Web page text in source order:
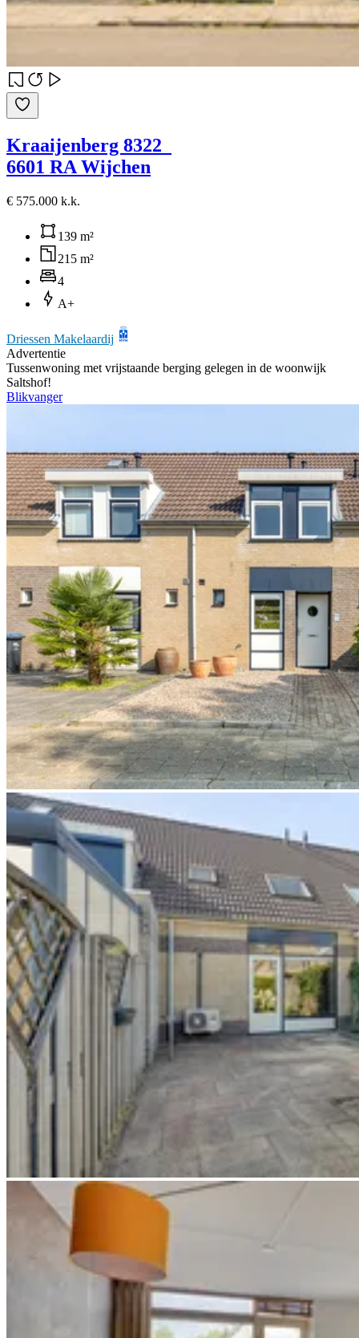
Kraaijenberg 8322
6601 RA Wijchen
€ 575.000 k.k.
139 m²
215 m²
4
A+
Driessen Makelaardij
Advertentie
Tussenwoning met vrijstaande berging gelegen in de woonwijk
Saltshof!
Blikvanger